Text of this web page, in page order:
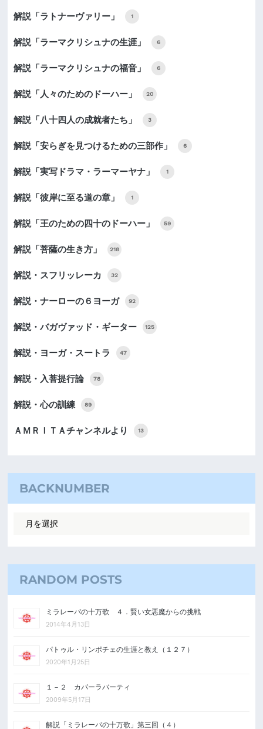
解説「ラトナーヴァリー」 1
解説「ラーマクリシュナの生涯」 6
解説「ラーマクリシュナの福音」 6
解説「人々のためのドーハー」 20
解説「八十四人の成就者たち」 3
解説「安らぎを見つけるための三部作」 6
解説「実写ドラマ・ラーマーヤナ」 1
解説「彼岸に至る道の章」 1
解説「王のための四十のドーハー」 59
解説「菩薩の生き方」 218
解説・スフリッレーカ 32
解説・ナーローの６ヨーガ 92
解説・バガヴァッド・ギーター 125
解説・ヨーガ・スートラ 47
解説・入菩提行論 78
解説・心の訓練 89
ＡＭＲＩＴＡチャンネルより 13
BACKNUMBER
RANDOM POSTS
ミラレーパの十万歌 ４．賢い女悪魔からの挑戦
2014年4月13日
パトゥル・リンポチェの生涯と教え（１２７）
2020年1月25日
１－２ カパーラバーティ
2009年5月17日
解説「ミラレーパの十万歌」第三回（４）